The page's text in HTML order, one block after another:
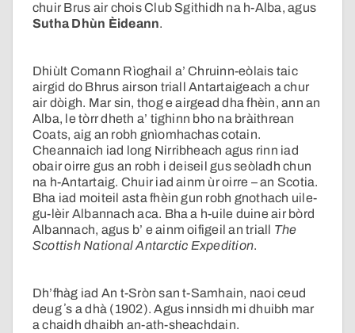
chuir Brus air chois Club Sgithidh na h-Alba, agus
Sutha Dhùn Èideann.
Dhiùlt Comann Rìoghail a’ Chruinn-eòlais taic
airgid do Bhrus airson triall Antartaigeach a chur
air dòigh. Mar sin, thog e airgead dha fhèin, ann an
Alba, le tòrr dheth a’ tighinn bho na bràithrean
Coats, aig an robh gnìomhachas cotain.
Cheannaich iad long Nirribheach agus rinn iad
obair oirre gus an robh i deiseil gus seòladh chun
na h-Antartaig. Chuir iad ainm ùr oirre – an Scotia.
Bha iad moiteil asta fhèin gun robh gnothach uile-
gu-lèir Albannach aca. Bha a h-uile duine air bòrd
Albannach, agus b’ e ainm oifigeil an triall The
Scottish National Antarctic Expedition.
Dh’fhàg iad An t-Sròn san t-Samhain, naoi ceud
deug ʼs a dhà (1902). Agus innsidh mi dhuibh mar
a chaidh dhaibh an-ath-sheachdain.